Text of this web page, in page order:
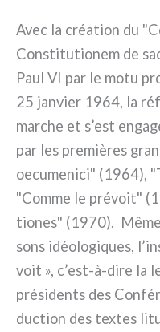
Avec la créa­tion du
Constitutionem de
Paul VI par le motu
25 jan­vier 1964, la
mar­che et s’est
par les pre­miè­res
oecu­me­ni­ci" (1964),
"Comme le pré­voit"
tio­nes" (1970).
sons idéo­lo­gi­ques,
voit », c’est-à-dire la
pré­si­den­ts des
duc­tion des tex­tes